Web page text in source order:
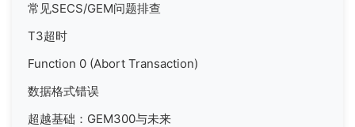
常见SECS/GEM问题排查
T3超时
Function 0 (Abort Transaction)
数据格式错误
超越基础：GEM300与未来